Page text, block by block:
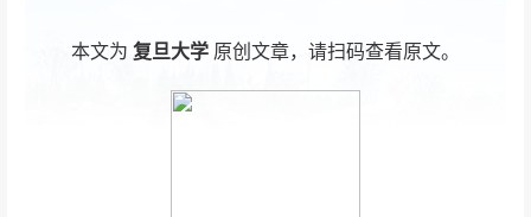
本文为 复旦大学 原创文章，请扫码查看原文。